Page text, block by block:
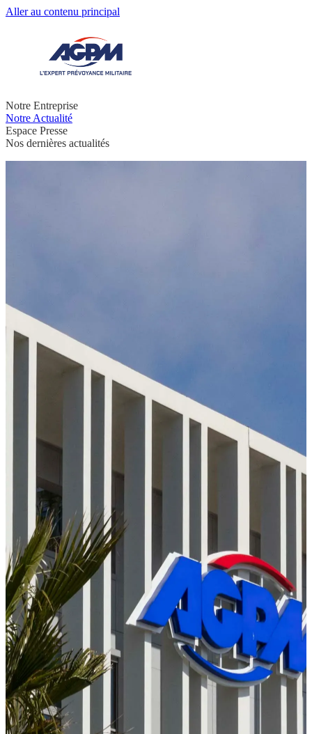
Aller au contenu principal
Notre Entreprise
Notre Actualité
Espace Presse
Nos dernières actualités